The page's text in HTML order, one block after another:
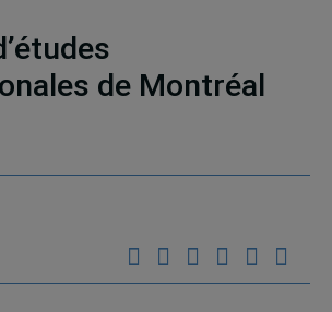
de Montréal